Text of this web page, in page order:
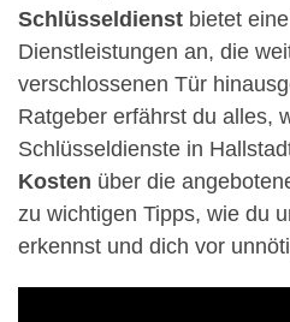
Schlüsseldienst bietet
Dienstleistungen an, die
verschlossenen Tür
Ratgeber erfährst du alles,
Schlüsseldienste in
Kosten über die
zu wichtigen Tipps, wie du
erkennst und dich vor